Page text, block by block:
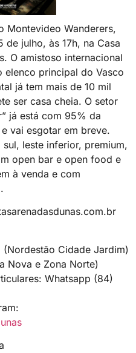
Montevideo Wanderers,
julho, às 17h, na Casa
O amistoso internacional
elenco principal do Vasco
já tem mais de 10 mil
ser casa cheia. O setor
já está com 95% da
vai esgotar em breve.
leste inferior, premium,
open bar e open food e
à venda e com
(Nordestão Cidade Jardim)
Nova e Zona Norte)
Whatsapp (84)